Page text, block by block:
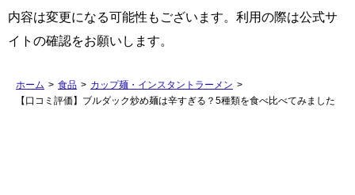
内容は変更になる可能性もございます。利用の際は公式サ
イトの確認をお願いします。
ホーム > 食品 > カップ麺・インスタントラーメン >
【口コミ評価】ブルダック炒め麺は辛すぎる？5種類を食べ比べてみました